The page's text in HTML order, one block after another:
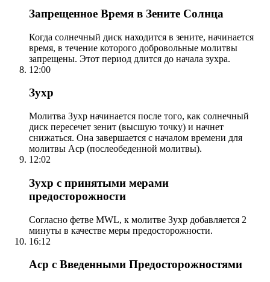
Запрещенное Время в Зените Солнца
Когда солнечный диск находится в зените, начинается
время, в течение которого добровольные молитвы
запрещены. Этот период длится до начала зухра.
12:00
Зухр
Молитва Зухр начинается после того, как солнечный
диск пересечет зенит (высшую точку) и начнет
снижаться. Она завершается с началом времени для
молитвы Аср (послеобеденной молитвы).
12:02
Зухр с принятыми мерами
предосторожности
Согласно фетве MWL, к молитве Зухр добавляется 2
минуты в качестве меры предосторожности.
16:12
Аср с Введенными Предосторожностями